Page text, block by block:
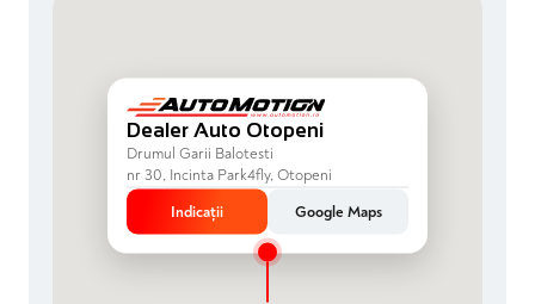
Dealer Auto Otopeni
Drumul Garii Balotesti
nr 30, Incinta Park4fly, Otopeni
Indicații
Google Maps